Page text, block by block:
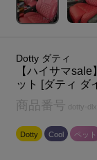
Dotty ダティ
【ハイサマ
ット [ダティ ダ
商品番号 dotty-
Dotty Cool ペット